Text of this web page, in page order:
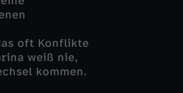
oft Konflikte
weiß nie,
kommen.